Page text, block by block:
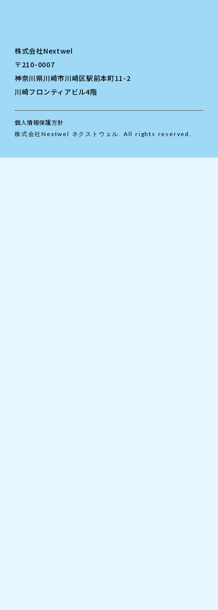
株式会社Nextwel
〒210-0007
神奈川県川崎市川崎区駅前本町11-2
川崎フロンティアビル4階
株式会社Nextwel ネクストウェル. All rights reserved.
個人情報保護方針